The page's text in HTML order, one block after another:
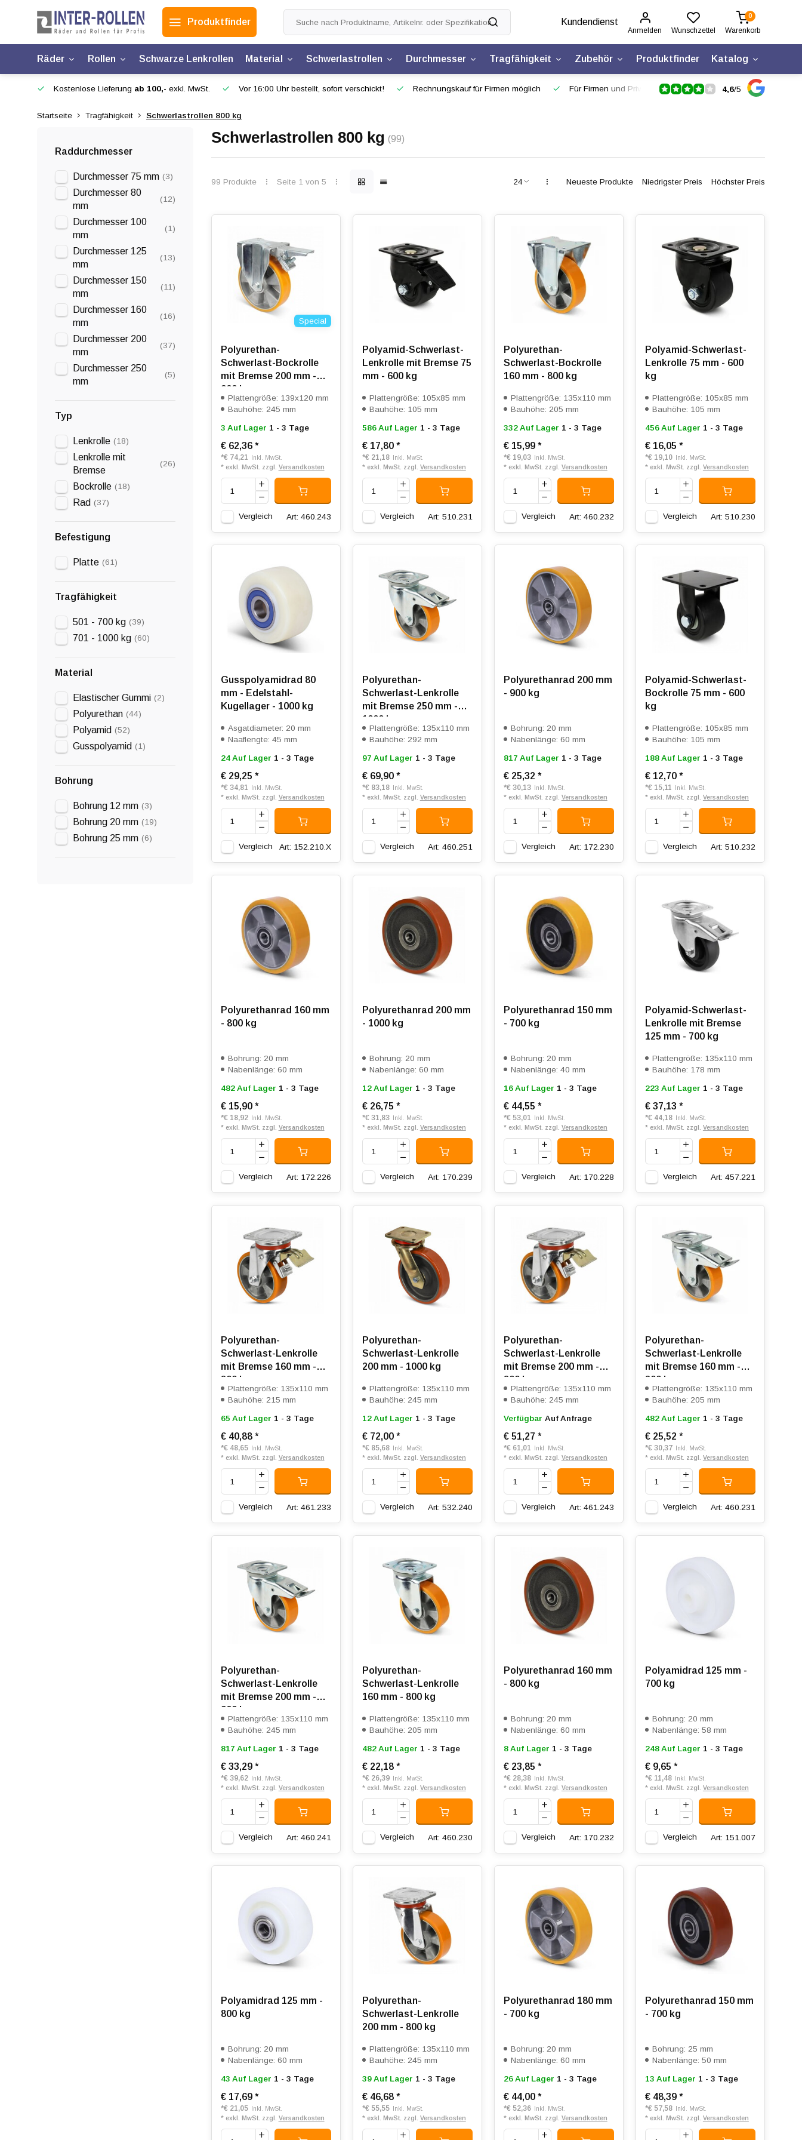
Produktfinder Kundendienst
Anmelden Wunschzettel
0
Warenkorb
Räder Rollen Schwarze Lenkrollen Material Schwerlastrollen Durchmesser Tragfähigkeit Zubehör Produktfinder Katalog
Kostenlose Lieferung ab 100,- exkl. MwSt. Vor 16:00 Uhr bestellt, sofort verschickt! Rechnungskauf für Firmen möglich Für Firmen und Privatpersonen 4,6/5
Startseite Tragfähigkeit Schwerlastrollen 800 kg
Raddurchmesser
Durchmesser 75 mm (3)
Durchmesser 80
mm
(12)
Durchmesser 100
mm
(1)
Durchmesser 125
mm
(13)
Durchmesser 150
mm
(11)
Durchmesser 160
mm
(16)
Durchmesser 200
mm
(37)
Durchmesser 250
mm
(5)
Typ
Lenkrolle (18)
Lenkrolle mit
Bremse
(26)
Bockrolle (18)
Rad (37)
Befestigung
Platte (61)
Tragfähigkeit
501 - 700 kg (39)
701 - 1000 kg (60)
Material
Elastischer Gummi (2)
Polyurethan (44)
Polyamid (52)
Gusspolyamid (1)
Bohrung
Bohrung 12 mm (3)
Bohrung 20 mm (19)
Bohrung 25 mm (6)
Schwerlastrollen 800 kg (99)
99 Produkte Seite 1 von 5 Neueste Produkte Niedrigster Preis Höchster Preis
Special
Polyurethan-
Schwerlast-Bockrolle
mit Bremse 200 mm -
900 kg
Plattengröße: 139x120 mm
Bauhöhe: 245 mm
3 Auf Lager 1 - 3 Tage
€ 62,36 *
*€ 74,21
Inkl. MwSt.
* exkl. MwSt. zzgl. Versandkosten
Vergleich Art: 460.243
Polyamid-Schwerlast-
Lenkrolle mit Bremse 75
mm - 600 kg
Plattengröße: 105x85 mm
Bauhöhe: 105 mm
586 Auf Lager 1 - 3 Tage
€ 17,80 *
*€ 21,18
Inkl. MwSt.
* exkl. MwSt. zzgl. Versandkosten
Vergleich Art: 510.231
Polyurethan-
Schwerlast-Bockrolle
160 mm - 800 kg
Plattengröße: 135x110 mm
Bauhöhe: 205 mm
332 Auf Lager 1 - 3 Tage
€ 15,99 *
*€ 19,03
Inkl. MwSt.
* exkl. MwSt. zzgl. Versandkosten
Vergleich Art: 460.232
Polyamid-Schwerlast-
Lenkrolle 75 mm - 600
kg
Plattengröße: 105x85 mm
Bauhöhe: 105 mm
456 Auf Lager 1 - 3 Tage
€ 16,05 *
*€ 19,10
Inkl. MwSt.
* exkl. MwSt. zzgl. Versandkosten
Vergleich Art: 510.230
Gusspolyamidrad 80
mm - Edelstahl-
Kugellager - 1000 kg
Asgatdiameter: 20 mm
Naaflengte: 45 mm
24 Auf Lager 1 - 3 Tage
€ 29,25 *
*€ 34,81
Inkl. MwSt.
* exkl. MwSt. zzgl. Versandkosten
Vergleich Art: 152.210.X
Polyurethan-
Schwerlast-Lenkrolle
mit Bremse 250 mm -
1000 kg
Plattengröße: 135x110 mm
Bauhöhe: 292 mm
97 Auf Lager 1 - 3 Tage
€ 69,90 *
*€ 83,18
Inkl. MwSt.
* exkl. MwSt. zzgl. Versandkosten
Vergleich Art: 460.251
Polyurethanrad 200 mm
- 900 kg
Bohrung: 20 mm
Nabenlänge: 60 mm
817 Auf Lager 1 - 3 Tage
€ 25,32 *
*€ 30,13
Inkl. MwSt.
* exkl. MwSt. zzgl. Versandkosten
Vergleich Art: 172.230
Polyamid-Schwerlast-
Bockrolle 75 mm - 600
kg
Plattengröße: 105x85 mm
Bauhöhe: 105 mm
188 Auf Lager 1 - 3 Tage
€ 12,70 *
*€ 15,11
Inkl. MwSt.
* exkl. MwSt. zzgl. Versandkosten
Vergleich Art: 510.232
Polyurethanrad 160 mm
- 800 kg
Bohrung: 20 mm
Nabenlänge: 60 mm
482 Auf Lager 1 - 3 Tage
€ 15,90 *
*€ 18,92
Inkl. MwSt.
* exkl. MwSt. zzgl. Versandkosten
Vergleich Art: 172.226
Polyurethanrad 200 mm
- 1000 kg
Bohrung: 20 mm
Nabenlänge: 60 mm
12 Auf Lager 1 - 3 Tage
€ 26,75 *
*€ 31,83
Inkl. MwSt.
* exkl. MwSt. zzgl. Versandkosten
Vergleich Art: 170.239
Polyurethanrad 150 mm
- 700 kg
Bohrung: 20 mm
Nabenlänge: 40 mm
16 Auf Lager 1 - 3 Tage
€ 44,55 *
*€ 53,01
Inkl. MwSt.
* exkl. MwSt. zzgl. Versandkosten
Vergleich Art: 170.228
Polyamid-Schwerlast-
Lenkrolle mit Bremse
125 mm - 700 kg
Plattengröße: 135x110 mm
Bauhöhe: 178 mm
223 Auf Lager 1 - 3 Tage
€ 37,13 *
*€ 44,18
Inkl. MwSt.
* exkl. MwSt. zzgl. Versandkosten
Vergleich Art: 457.221
Polyurethan-
Schwerlast-Lenkrolle
mit Bremse 160 mm -
800 kg
Plattengröße: 135x110 mm
Bauhöhe: 215 mm
65 Auf Lager 1 - 3 Tage
€ 40,88 *
*€ 48,65
Inkl. MwSt.
* exkl. MwSt. zzgl. Versandkosten
Vergleich Art: 461.233
Polyurethan-
Schwerlast-Lenkrolle
200 mm - 1000 kg
Plattengröße: 135x110 mm
Bauhöhe: 245 mm
12 Auf Lager 1 - 3 Tage
€ 72,00 *
*€ 85,68
Inkl. MwSt.
* exkl. MwSt. zzgl. Versandkosten
Vergleich Art: 532.240
Polyurethan-
Schwerlast-Lenkrolle
mit Bremse 200 mm -
800 kg
Plattengröße: 135x110 mm
Bauhöhe: 245 mm
Verfügbar Auf Anfrage
€ 51,27 *
*€ 61,01
Inkl. MwSt.
* exkl. MwSt. zzgl. Versandkosten
Vergleich Art: 461.243
Polyurethan-
Schwerlast-Lenkrolle
mit Bremse 160 mm -
800 kg
Plattengröße: 135x110 mm
Bauhöhe: 205 mm
482 Auf Lager 1 - 3 Tage
€ 25,52 *
*€ 30,37
Inkl. MwSt.
* exkl. MwSt. zzgl. Versandkosten
Vergleich Art: 460.231
Polyurethan-
Schwerlast-Lenkrolle
mit Bremse 200 mm -
900 kg
Plattengröße: 135x110 mm
Bauhöhe: 245 mm
817 Auf Lager 1 - 3 Tage
€ 33,29 *
*€ 39,62
Inkl. MwSt.
* exkl. MwSt. zzgl. Versandkosten
Vergleich Art: 460.241
Polyurethan-
Schwerlast-Lenkrolle
160 mm - 800 kg
Plattengröße: 135x110 mm
Bauhöhe: 205 mm
482 Auf Lager 1 - 3 Tage
€ 22,18 *
*€ 26,39
Inkl. MwSt.
* exkl. MwSt. zzgl. Versandkosten
Vergleich Art: 460.230
Polyurethanrad 160 mm
- 800 kg
Bohrung: 20 mm
Nabenlänge: 60 mm
8 Auf Lager 1 - 3 Tage
€ 23,85 *
*€ 28,38
Inkl. MwSt.
* exkl. MwSt. zzgl. Versandkosten
Vergleich Art: 170.232
Polyamidrad 125 mm -
700 kg
Bohrung: 20 mm
Nabenlänge: 58 mm
248 Auf Lager 1 - 3 Tage
€ 9,65 *
*€ 11,48
Inkl. MwSt.
* exkl. MwSt. zzgl. Versandkosten
Vergleich Art: 151.007
Polyamidrad 125 mm -
800 kg
Bohrung: 20 mm
Nabenlänge: 60 mm
43 Auf Lager 1 - 3 Tage
€ 17,69 *
*€ 21,05
Inkl. MwSt.
* exkl. MwSt. zzgl. Versandkosten
Polyurethan-
Schwerlast-Lenkrolle
200 mm - 800 kg
Plattengröße: 135x110 mm
Bauhöhe: 245 mm
39 Auf Lager 1 - 3 Tage
€ 46,68 *
*€ 55,55
Inkl. MwSt.
* exkl. MwSt. zzgl. Versandkosten
Polyurethanrad 180 mm
- 700 kg
Bohrung: 20 mm
Nabenlänge: 60 mm
26 Auf Lager 1 - 3 Tage
€ 44,00 *
*€ 52,36
Inkl. MwSt.
* exkl. MwSt. zzgl. Versandkosten
Polyurethanrad 150 mm
- 700 kg
Bohrung: 25 mm
Nabenlänge: 50 mm
13 Auf Lager 1 - 3 Tage
€ 48,39 *
*€ 57,58
Inkl. MwSt.
* exkl. MwSt. zzgl. Versandkosten